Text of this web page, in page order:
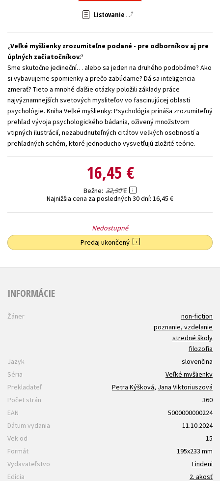
Učebnice
Výchova a pedagogika
Young adult
Young adult (SK)
Zdravie a životný štýl
Všetky tituly
Listovanie
Veľké myšlienky zrozumiteľne podané - pre odborníkov aj pre
úplných začiatočníkov.
Sme skutočne jedineční… alebo sa jeden na druhého podobáme? Ako
si vybavujeme spomienky a prečo zabúdame? Dá sa inteligencia
zmerať? Tieto a mnohé ďalšie otázky položili základy práce
najvýznamnejších svetových mysliteľov vo fascinujúcej oblasti
psychológie. Kniha Veľké myšlienky: Psychológia prináša zrozumiteľný
prehľad vývoja psychologického bádania, oživený množstvom
vtipných ilustrácií, nezabudnuteľných citátov veľkých osobností a
prehľadných schém, ktoré jednoducho vysvetľujú zložité teórie.
16,45 €
Bežne 32,90 €
Najnižšia cena za posledných 30 dní: 16,45 €
Nedostupné
Predaj ukončený
INFORMÁCIE
Žáner
non-fiction
poznanie, vzdelanie
stredné školy
filozofia
Jazyk
slovenčina
Séria
Veľké myšlienky
Prekladateľ
Petra Kýšková, Jana Viktoriuszová
Počet strán
360
EAN
5000000000224
Dátum vydania
11.10.2024
Vek od
15
Formát
195x233 mm
Vydavateľstvo
Lindeni
Edícia
2. akosť